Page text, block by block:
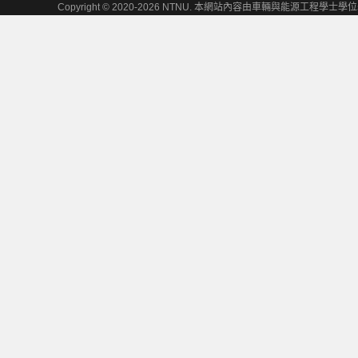
Copyright © 2020-2026 NTNU. 本網站內容由車輛與能源工程學士學位